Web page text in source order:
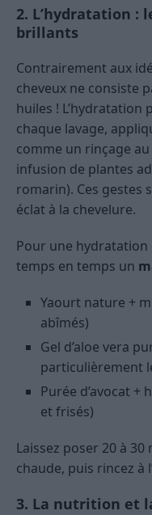
2. L’hydratation :
brillants
Contrairement aux
cheveux ne consiste
huiles ! L’hydratation
chaque lavage,
comme un rinçage
infusion de plantes
romarin). Ces gestes
éclat à la chevelure.
Pour une hydratation
temps en temps un
Yaourt nature +
abîmés)
Gel d’aloe vera
particulièrement
Purée d’avocat +
et frisés)
Laissez poser 20 à
chaude, puis rincez à
3. La nutrition et